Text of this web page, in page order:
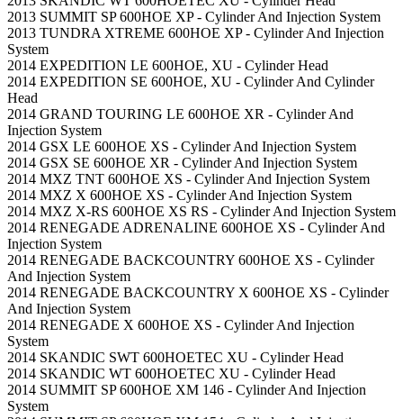
2013 SUMMIT SP 600HOE XP - Cylinder And Injection System
2013 TUNDRA XTREME 600HOE XP - Cylinder And Injection
System
2014 EXPEDITION LE 600HOE, XU - Cylinder Head
2014 EXPEDITION SE 600HOE, XU - Cylinder And Cylinder
Head
2014 GRAND TOURING LE 600HOE XR - Cylinder And
Injection System
2014 GSX LE 600HOE XS - Cylinder And Injection System
2014 GSX SE 600HOE XR - Cylinder And Injection System
2014 MXZ TNT 600HOE XS - Cylinder And Injection System
2014 MXZ X 600HOE XS - Cylinder And Injection System
2014 MXZ X-RS 600HOE XS RS - Cylinder And Injection System
2014 RENEGADE ADRENALINE 600HOE XS - Cylinder And
Injection System
2014 RENEGADE BACKCOUNTRY 600HOE XS - Cylinder
And Injection System
2014 RENEGADE BACKCOUNTRY X 600HOE XS - Cylinder
And Injection System
2014 RENEGADE X 600HOE XS - Cylinder And Injection
System
2014 SKANDIC SWT 600HOETEC XU - Cylinder Head
2014 SKANDIC WT 600HOETEC XU - Cylinder Head
2014 SUMMIT SP 600HOE XM 146 - Cylinder And Injection
System